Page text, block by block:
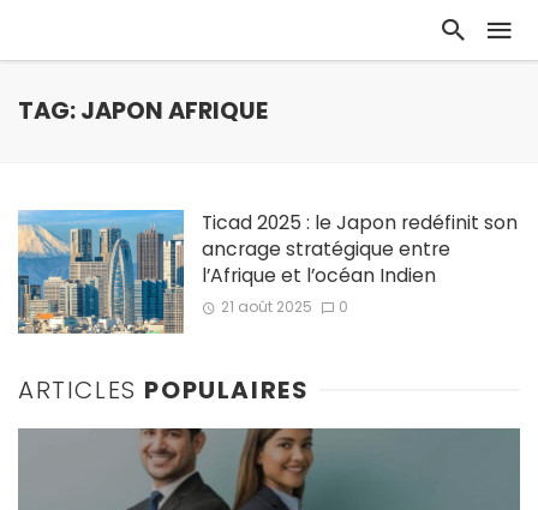
TAG: JAPON AFRIQUE
Ticad 2025 : le Japon redéfinit son
ancrage stratégique entre
l’Afrique et l’océan Indien
21 août 2025 0
ARTICLES POPULAIRES